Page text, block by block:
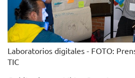
Laboratorios digitales - FOTO:
TIC